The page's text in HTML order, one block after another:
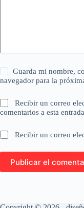
Guarda mi nombre,
navegador para la
Recibir un correo
comentarios a esta
Recibir un correo
Publicar el